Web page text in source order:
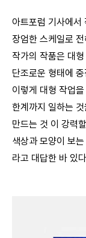
아트포럼 기사에서
장엄한 스케일로
작가의 작품은 대
단조로운 형태에
이렇게 대형 작업
한계까지 일하는
만드는 것 이 강력
색상과 모양이 보
라고 대답한 바 있